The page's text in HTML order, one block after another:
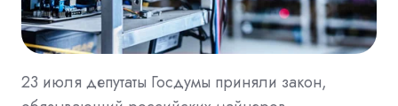
23 июля депутаты Госдумы приняли закон,